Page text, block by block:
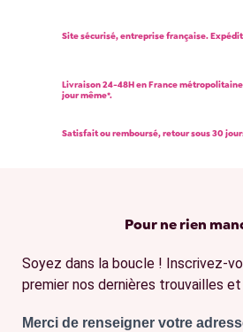
Site sécurisé, entreprise française.
Livraison 24-48H en France
jour même*.
Satisfait ou remboursé, retour sous 30
Pour ne rien
Soyez dans la boucle ! Inscrivez-
premier nos dernières trouvailles
Merci de renseigner votre